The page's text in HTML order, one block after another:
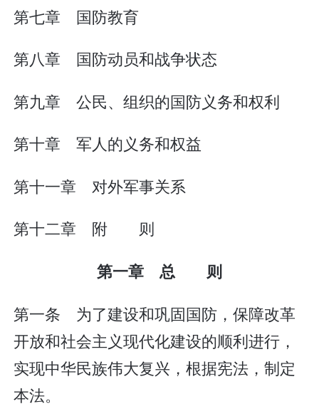
第七章 国防教育
第八章 国防动员和战争状态
第九章 公民、组织的国防义务和权利
第十章 军人的义务和权益
第十一章 对外军事关系
第十二章 附 则
第一章 总 则
第一条 为了建设和巩固国防，保障改革
开放和社会主义现代化建设的顺利进行，
实现中华民族伟大复兴，根据宪法，制定
本法。